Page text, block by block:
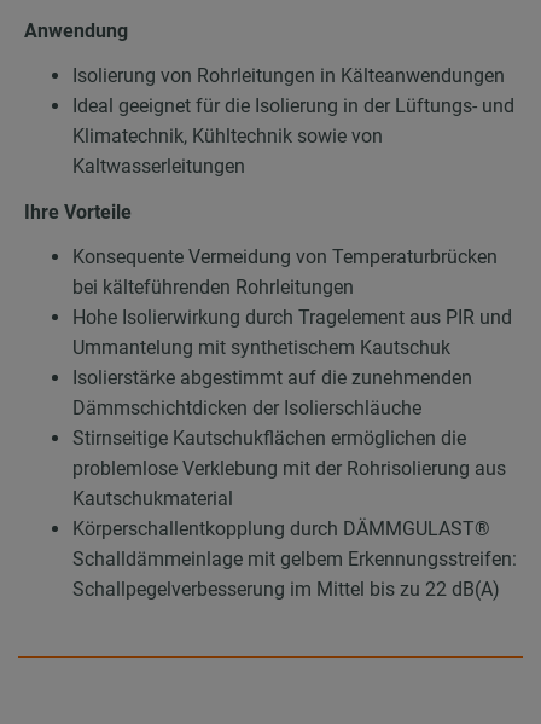
Anwendung
Isolierung von Rohrleitungen in Kälteanwendungen
Ideal geeignet für die Isolierung in der Lüftungs- und
Klimatechnik, Kühltechnik sowie von
Kaltwasserleitungen
Ihre Vorteile
Konsequente Vermeidung von Temperaturbrücken
bei kälteführenden Rohrleitungen
Hohe Isolierwirkung durch Tragelement aus PIR und
Ummantelung mit synthetischem Kautschuk
Isolierstärke abgestimmt auf die zunehmenden
Dämmschichtdicken der Isolierschläuche
Stirnseitige Kautschukflächen ermöglichen die
problemlose Verklebung mit der Rohrisolierung aus
Kautschukmaterial
Körperschallentkopplung durch DÄMMGULAST®
Schalldämmeinlage mit gelbem Erkennungsstreifen:
Schallpegelverbesserung im Mittel bis zu 22 dB(A)